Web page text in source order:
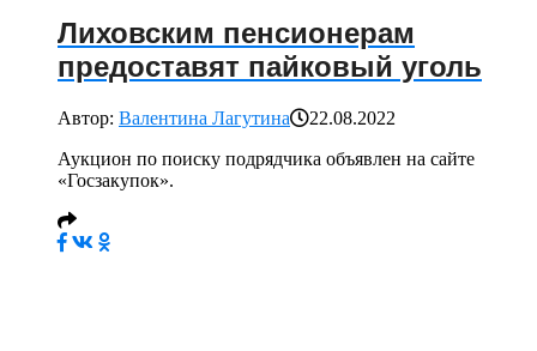
Лиховским пенсионерам
предоставят пайковый уголь
Автор: Валентина Лагутина
22.08.2022
Аукцион по поиску подрядчика объявлен на сайте
«Госзакупок».